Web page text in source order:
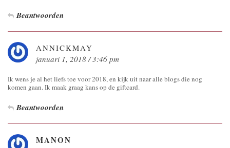
Beantwoorden
ANNICKMAY
januari 1, 2018 / 3:46 pm
Ik wens je al het liefs toe voor 2018, en kijk uit naar alle blogs die nog
komen gaan. Ik maak graag kans op de giftcard.
Beantwoorden
MANON